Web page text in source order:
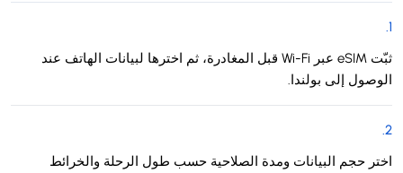
1
.
ثبّت eSIM عبر Wi-Fi قبل المغادرة، ثم اخترها لبيانات الهاتف عند
الوصول إلى بولندا.
2
.
اختر حجم البيانات ومدة الصلاحية حسب طول الرحلة والخرائط